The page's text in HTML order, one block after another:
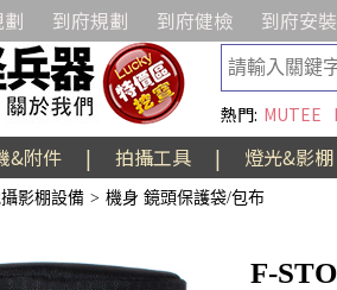
到府規劃 到府健檢 到府安裝
熱門: MUTEE
&附件 | 拍攝工具 | 燈光&影棚
影棚設備 > 機身 鏡頭保護袋/包布
F-